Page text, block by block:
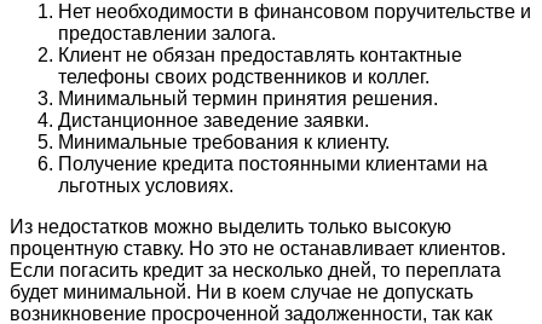
Нет необходимости в финансовом поручительстве и
предоставлении залога.
Клиент не обязан предоставлять контактные
телефоны своих родственников и коллег.
Минимальный термин принятия решения.
Дистанционное заведение заявки.
Минимальные требования к клиенту.
Получение кредита постоянными клиентами на
льготных условиях.
Из недостатков можно выделить только высокую
процентную ставку. Но это не останавливает клиентов.
Если погасить кредит за несколько дней, то переплата
будет минимальной. Ни в коем случае не допускать
возникновение просроченной задолженности, так как